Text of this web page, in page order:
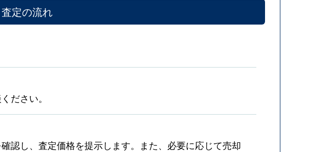
定の流れ
ださい。
認し、査定価格を提示します。また、必要に応じて売却